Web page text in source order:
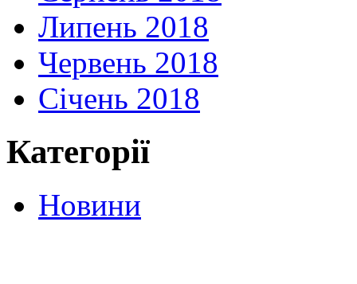
Липень 2018
Червень 2018
Січень 2018
Категорії
Новини